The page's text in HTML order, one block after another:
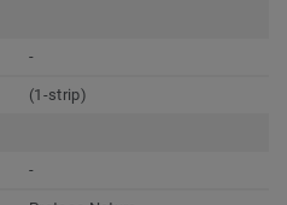
-
(1-strip)
-